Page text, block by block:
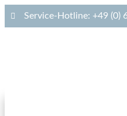
Service-Hotline: +49 (0)